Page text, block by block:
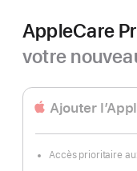
AppleCare
votre
Ajouter
Accès prioritaire